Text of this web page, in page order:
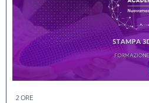
2 ORE